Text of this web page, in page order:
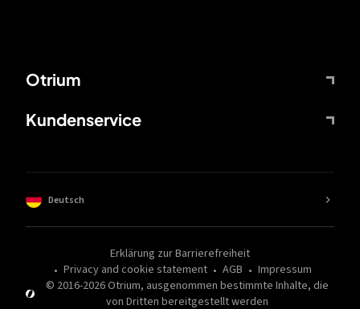
Otrium
Kundenservice
© 2016-2026Otrium, ausgenommen bestimmte Inhalte, die
von Dritten bereitgestellt werden
Erklärung zur Barrierefreiheit
Privacy and cookie statement
AGB Impressum
Deutsch